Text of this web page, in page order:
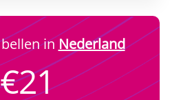
inNederland
€21